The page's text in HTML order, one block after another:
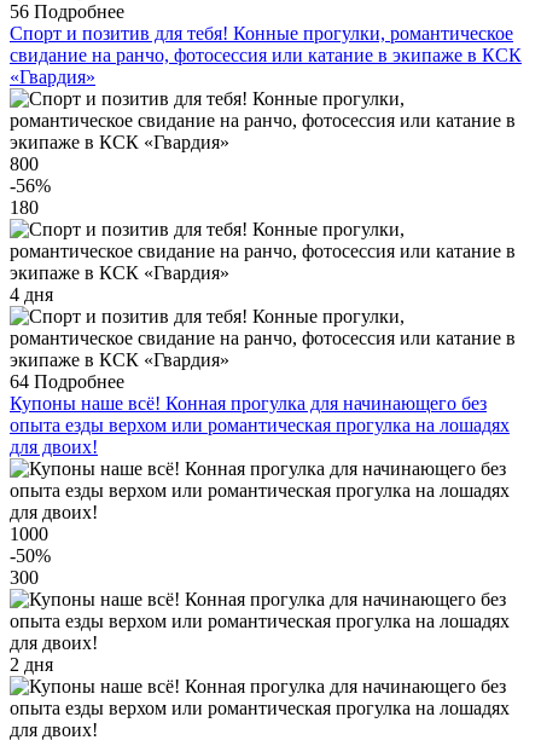
56 Подробнее
Спорт и позитив для тебя! Конные прогулки, романтическое
свидание на ранчо, фотосессия или катание в экипаже в КСК
«Гвардия»
800
-56%
180
4 дня
64 Подробнее
Купоны наше всё! Конная прогулка для начинающего без
опыта езды верхом или романтическая прогулка на лошадях
для двоих!
1000
-50%
300
2 дня